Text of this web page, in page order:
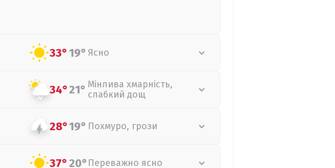
33°19° Ясно
34°21° Мінлива хмарність,
слабкий дощ
28°19° Похмуро, грози
37°20° Переважно ясно